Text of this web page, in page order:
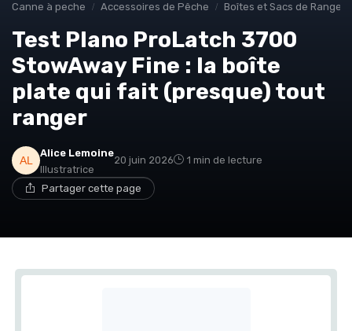
Canne à peche Accessoires de Pêche Boîtes et Sacs de
Test Plano ProLatch 3700
StowAway Fine : la boîte
plate qui fait (presque) tout
ranger
Alice Lemoine
Illustratrice
20 juin 2026 1 min de lecture
Partager cette page